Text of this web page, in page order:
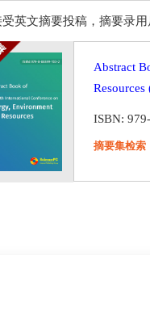
英文摘要投稿，摘要录用
Abstract
ISBN:
摘要集检索